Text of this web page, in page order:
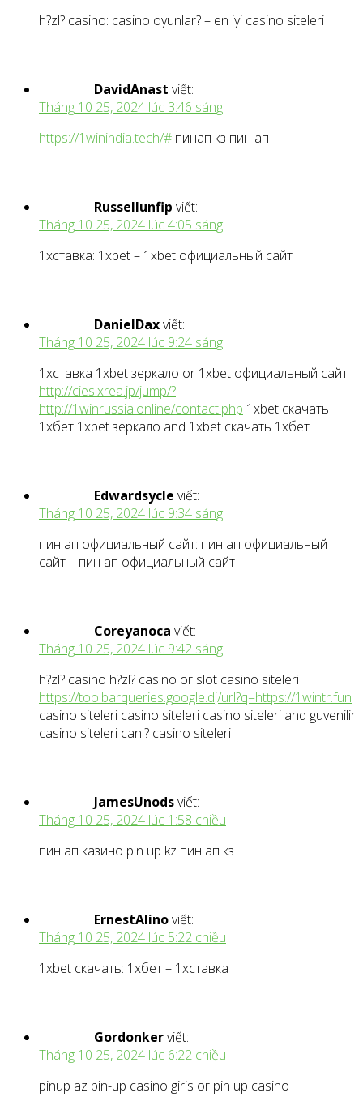
h?zl? casino: casino oyunlar? – en iyi casino siteleri
DavidAnast viết:
Tháng 10 25, 2024 lúc 3:46 sáng
https://1winindia.tech/# пинап кз пин ап
Russellunfip viết:
Tháng 10 25, 2024 lúc 4:05 sáng
1хставка: 1xbet – 1xbet официальный сайт
DanielDaxviết:
Tháng 10 25, 2024 lúc 9:24 sáng
1хставка 1xbet зеркало or 1xbet официальный сайт
http://cies.xrea.jp/jump/?
http://1winrussia.online/contact.php 1xbet скачать
1хбет 1xbet зеркало and 1xbet скачать 1хбет
Edwardsycle viết:
Tháng 10 25, 2024 lúc 9:34 sáng
пин ап официальный сайт: пин ап официальный
сайт – пин ап официальный сайт
Coreyanoca viết:
Tháng 10 25, 2024 lúc 9:42 sáng
h?zl? casino h?zl? casino or slot casino siteleri
https://toolbarqueries.google.dj/url?q=https://1wintr.fun
casino siteleri casino siteleri casino siteleri and guvenilir
casino siteleri canl? casino siteleri
JamesUnodsviết:
Tháng 10 25, 2024 lúc 1:58 chiều
пин ап казино pin up kz пин ап кз
ErnestAlinoviết:
Tháng 10 25, 2024 lúc 5:22 chiều
1xbet скачать: 1хбет – 1хставка
Gordonkerviết:
Tháng 10 25, 2024 lúc 6:22 chiều
pinup az pin-up casino giris or pin up casino